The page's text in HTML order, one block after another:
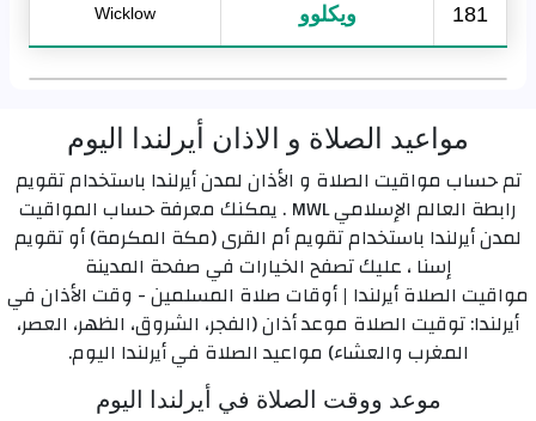
181 ويكلوو Wicklow
مواعيد الصلاة و الاذان أيرلندا اليوم
تم حساب مواقيت الصلاة و الأذان لمدن أيرلندا باستخدام تقويم
رابطة العالم الإسلامي MWL . يمكنك معرفة حساب المواقيت
لمدن أيرلندا باستخدام تقويم أم القرى (مكة المكرمة) أو تقويم
إسنا ، عليك تصفح الخيارات في صفحة المدينة
مواقيت الصلاة أيرلندا | أوقات صلاة المسلمين - وقت الأذان في
أيرلندا: توقيت الصلاة موعد أذان (الفجر، الشروق، الظهر، العصر،
المغرب والعشاء) مواعيد الصلاة في أيرلندا اليوم.
موعد ووقت الصلاة في أيرلندا اليوم